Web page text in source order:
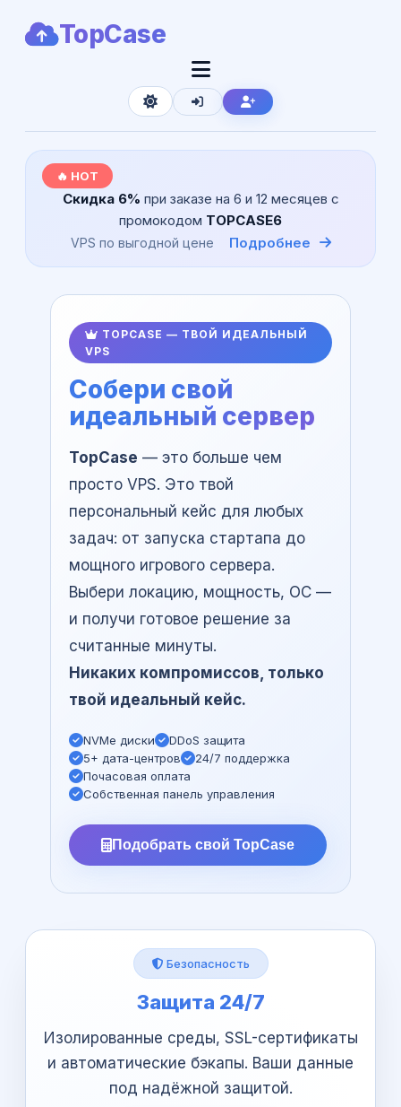
TopCase
🔥 HOT
Скидка 6% при заказе на 6 и 12 месяцев с
промокодом TOPCASE6
VPS по выгодной цене Подробнее
TOPCASE — ТВОЙ ИДЕАЛЬНЫЙ
VPS
Собери свой
идеальный сервер
TopCase — это больше чем
просто VPS. Это твой
персональный кейс для любых
задач: от запуска стартапа до
мощного игрового сервера.
Выбери локацию, мощность, ОС —
и получи готовое решение за
считанные минуты.
Никаких компромиссов, только
твой идеальный кейс.
NVMe диски
DDoS защита
5+ дата-центров
24/7 поддержка
Почасовая оплата
Собственная панель управления
Подобрать свой TopCase
Безопасность
Защита 24/7
Изолированные среды, SSL-сертификаты
и автоматические бэкапы. Ваши данные
под надёжной защитой.